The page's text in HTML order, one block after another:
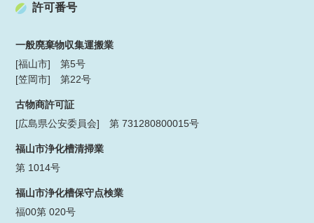
許可番号
一般廃棄物収集運搬業
[福山市] 第5号
[笠岡市] 第22号
古物商許可証
[広島県公安委員会] 第 731280800015号
福山市浄化槽清掃業
第 1014号
福山市浄化槽保守点検業
福00第 020号